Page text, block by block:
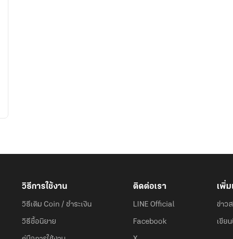
วิธีการใช้งาน
วิธีเติม Coin / ชำระเงิน
วิธีซื้อนิยาย
ติดต่อเรา
LINE Official
Facebook
เพิ่ม
ข่าว
เขีย